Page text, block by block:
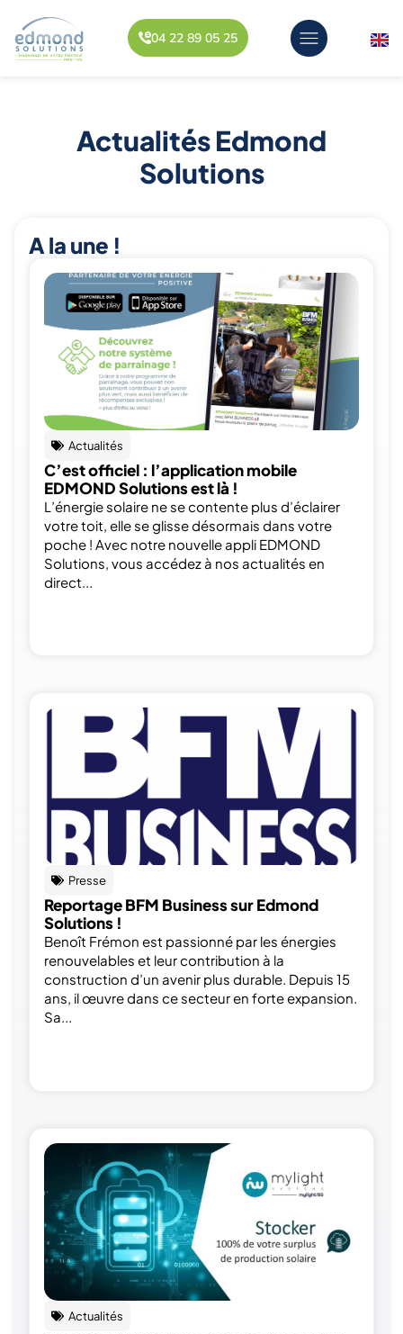
04 22 89 05 25
Actualités Edmond
Solutions
A la une !
Actualités
C’est officiel : l’application mobile
EDMOND Solutions est là !
L’énergie solaire ne se contente plus d’éclairer
votre toit, elle se glisse désormais dans votre
poche ! Avec notre nouvelle appli EDMOND
Solutions, vous accédez à nos actualités en
direct...
Presse
Reportage BFM Business sur Edmond
Solutions !
Benoît Frémon est passionné par les énergies
renouvelables et leur contribution à la
construction d’un avenir plus durable. Depuis 15
ans, il œuvre dans ce secteur en forte expansion.
Sa...
Actualités